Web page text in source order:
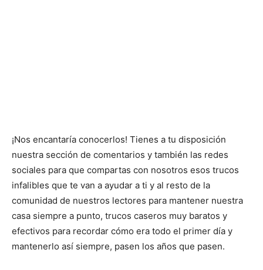
¡Nos encantaría conocerlos! Tienes a tu disposición
nuestra sección de comentarios y también las redes
sociales para que compartas con nosotros esos trucos
infalibles que te van a ayudar a ti y al resto de la
comunidad de nuestros lectores para mantener nuestra
casa siempre a punto, trucos caseros muy baratos y
efectivos para recordar cómo era todo el primer día y
mantenerlo así siempre, pasen los años que pasen.